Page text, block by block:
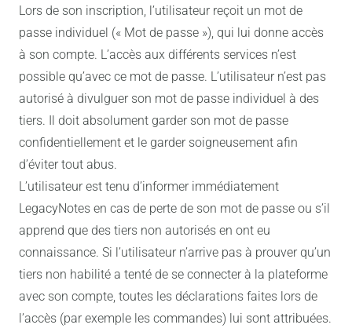
Lors de son inscription, l’utilisateur reçoit un mot de
passe individuel (« Mot de passe »), qui lui donne accès
à son compte. L’accès aux différents services n’est
possible qu’avec ce mot de passe. L’utilisateur n’est pas
autorisé à divulguer son mot de passe individuel à des
tiers. Il doit absolument garder son mot de passe
confidentiellement et le garder soigneusement afin
d’éviter tout abus.
L’utilisateur est tenu d’informer immédiatement
LegacyNotes en cas de perte de son mot de passe ou s’il
apprend que des tiers non autorisés en ont eu
connaissance. Si l’utilisateur n’arrive pas à prouver qu’un
tiers non habilité a tenté de se connecter à la plateforme
avec son compte, toutes les déclarations faites lors de
l’accès (par exemple les commandes) lui sont attribuées.